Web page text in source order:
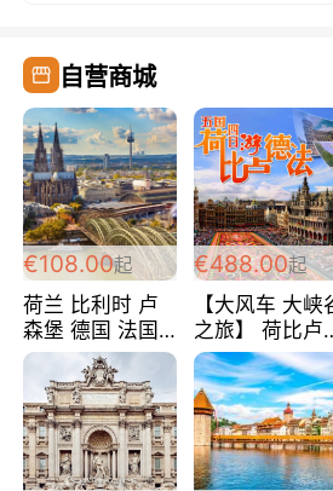
自营商城
€108.00起
荷兰 比利时 卢
森堡 德国 法国
超爽玩遍西欧 循
环线 全程四星宾
馆 108欧/人/天
€488.00起
【大风车 大峡
之旅】 荷比卢
法 巴黎上下 经
典五国四日游
488欧/人